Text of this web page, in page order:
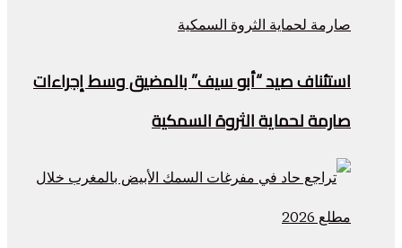
استئناف صيد “أبو سيف” بالمضيق وسط إجراءات
صارمة لحماية الثروة السمكية